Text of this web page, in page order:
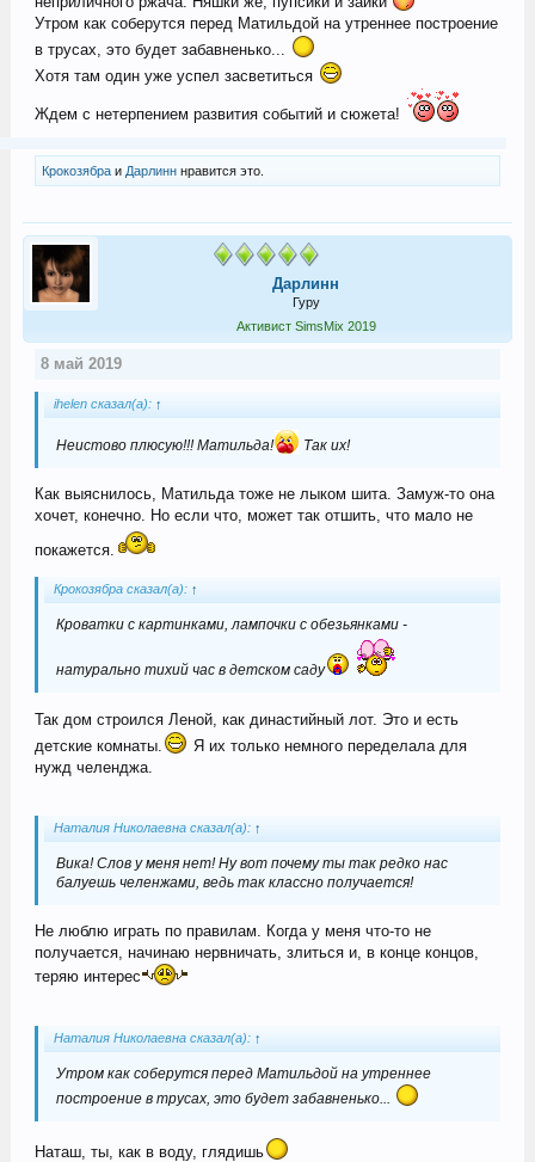
Утром как соберутся перед Матильдой на утреннее построение
в трусах, это будет забавненько...
Хотя там один уже успел засветиться
Ждем с нетерпением развития событий и сюжета!
Крокозябраи Дарлинннравится это.
Дарлинн
Гуру
Активист SimsMix 2019
8 май 2019
ihelen сказал(а): ↑
Неистово плюсую!!! Матильда! Так их!
Как выяснилось, Матильда тоже не лыком шита. Замуж-то она
хочет, конечно. Но если что, может так отшить, что мало не
покажется.
Крокозябра сказал(а): ↑
Кроватки с картинками, лампочки с обезьянками -
натурально тихий час в детском саду
Так дом строился Леной, как династийный лот. Это и есть
детские комнаты.
Я их только немного переделала для
нужд челенджа.
Наталия Николаевна сказал(а): ↑
Вика! Слов у меня нет! Ну вот почему ты так редко нас
балуешь челенжами, ведь так классно получается!
Не люблю играть по правилам. Когда у меня что-то не
получается, начинаю нервничать, злиться и, в конце концов,
теряю интерес
Наталия Николаевна сказал(а): ↑
Утром как соберутся перед Матильдой на утреннее
построение в трусах, это будет забавненько...
Наташ, ты, как в воду, глядишь